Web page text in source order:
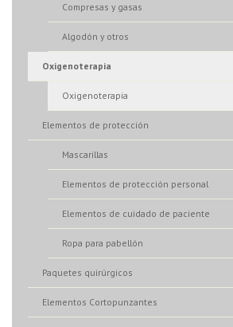
Compresas y gasas
Algodón y otros
Oxigenoterapia
Oxigenoterapia
Elementos de protección
Mascarillas
Elementos de protección personal
Elementos de cuidado de paciente
Ropa para pabellón
Paquetes quirúrgicos
Elementos Cortopunzantes